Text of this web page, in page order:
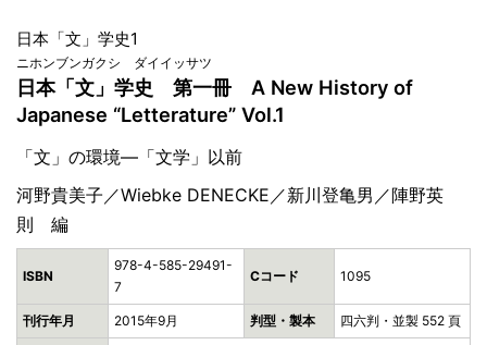
日本「文」学史1
ニホンブンガクシ ダイイッサツ
日本「文」学史 第一冊 A New History of
Japanese “Letterature” Vol.1
「文」の環境―「文学」以前
河野貴美子／Wiebke DENECKE／新川登亀男／陣野英
則 編
ISBN
978-4-585-29491-
7
Cコード 1095
刊行年月 2015年9月 判型・製本 四六判・並製 552 頁